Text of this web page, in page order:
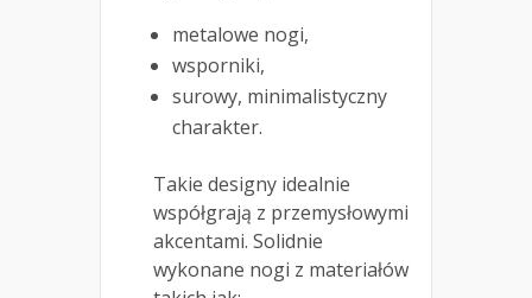
metalowe nogi,
wsporniki,
surowy, minimalistyczny
charakter.
Takie designy idealnie
współgrają z przemysłowymi
akcentami. Solidnie
wykonane nogi z materiałów